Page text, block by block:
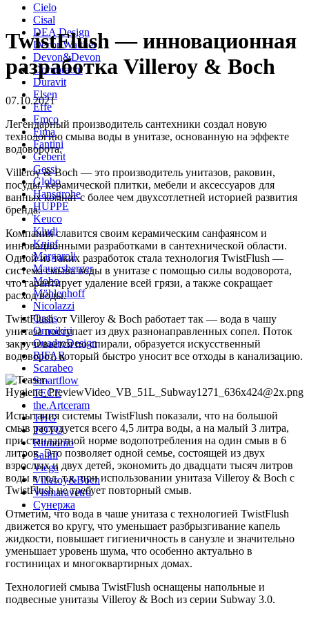
Cielo
Cisal
DEA Design
Decor Walther
Devon&Devon
Dornbracht
Duravit
Elsen
Effe
Emco
Fima
Fantini
Geberit
Gessi
Globo
Hansgrohe
HUPPE
Keuco
Kludi
Knief
Margaroli
Mauersberger
Mobo
Möhlenhoff
Nicolazzi
Oasis
Omoikiri
QuadroDesign
RIFAR
Scarabeo
Smartflow
TECE
the.Artceram
THG
TOTO
Ritmonio
Salini
Viega
Villeroy&Boch
Vismaravetro
Сунержа
TwistFlush — инновационная
разработка Villeroy & Boch
07.10.2021
Легендарный производитель сантехники создал новую
технологию смыва воды в унитазе, основанную на эффекте
водоворота.
Villeroy & Boch — это производитель унитазов, раковин,
посуды, керамической плитки, мебели и аксессуаров для
ванных комнат с более чем двухсотлетней историей развития
бренда.
Компания славится своим керамическим санфаянсом и
инновационными разработками в сантехнической области.
Одной из таких разработок стала технология TwistFlush —
система смыва воды в унитазе с помощью силы водоворота,
что гарантирует удаление всей грязи, а также сокращает
расход воды.
TwistFlush от Villeroy & Boch работает так — вода в чашу
унитаза поступает из двух разнонаправленных сопел. Поток
закручивается по спирали, образуется искусственный
водоворот, который быстро уносит все отходы в канализацию.
Испытания системы TwistFlush показали, что на большой
смыв расходуется всего 4,5 литра воды, а на малый 3 литра,
при стандартной норме водопотребления на один смыв в 6
литров. Это позволяет одной семье, состоящей из двух
взрослых и двух детей, экономить до двадцати тысяч литров
воды в год, т.к. при использовании унитаза Villeroy & Boch с
TwistFlush не требует повторный смыв.
Отметим, что вода в чаше унитаза с технологией TwistFlush
движется во кругу, что уменьшает разбрызгивание капель
жидкости, повышает гигиеничность в санузле и значительно
уменьшает уровень шума, что особенно актуально в
гостиницах и многоквартирных домах.
Технологией смыва TwistFlush оснащены напольные и
подвесные унитазы Villeroy & Boch из серии Subway 3.0.